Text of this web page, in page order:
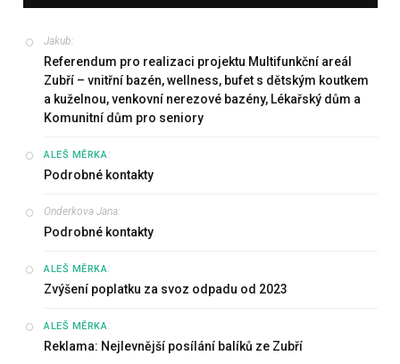
Jakub:
Referendum pro realizaci projektu Multifunkční areál
Zubří – vnitřní bazén, wellness, bufet s dětským koutkem
a kuželnou, venkovní nerezové bazény, Lékařský dům a
Komunitní dům pro seniory
ALEŠ MĚRKA:
Podrobné kontakty
Onderkova Jana:
Podrobné kontakty
ALEŠ MĚRKA:
Zvýšení poplatku za svoz odpadu od 2023
ALEŠ MĚRKA:
Reklama: Nejlevnější posílání balíků ze Zubří